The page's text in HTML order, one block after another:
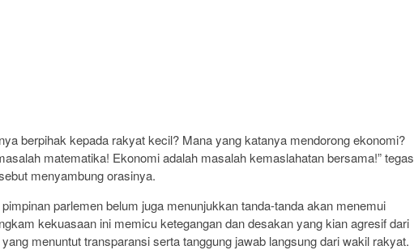
berpihak kepada rakyat kecil? Mana yang katanya mendorong ekonomi?
matematika! Ekonomi adalah masalah kemaslahatan bersama!” tegas
menyambung orasinya.
parlemen belum juga menunjukkan tanda-tanda akan menemui
kekuasaan ini memicu ketegangan dan desakan yang kian agresif dari
menuntut transparansi serta tanggung jawab langsung dari wakil rakyat.